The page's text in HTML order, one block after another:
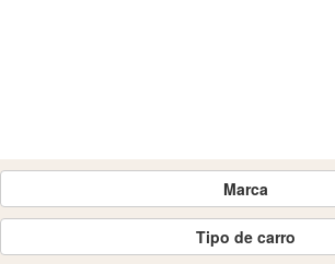
Marca
Tipo de carro